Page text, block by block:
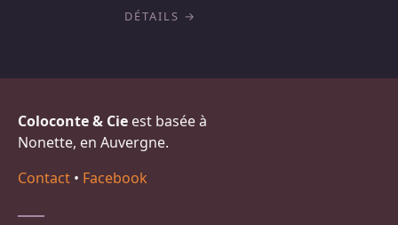
DÉTAILS
Coloconte & Cie est basée à
Nonette, en Auvergne.
Contact • Facebook